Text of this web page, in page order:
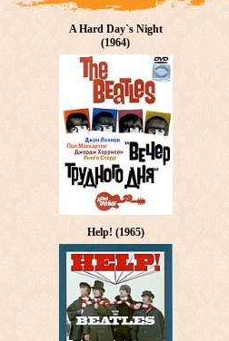
A Hard Day`s Night
(1964)
Help! (1965)